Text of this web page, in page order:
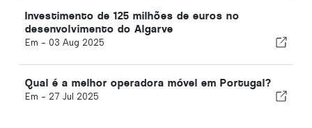
Investimento de 125 milhões de euros no
desenvolvimento do Algarve
Em - 03 Aug 2025
Qual é a melhor operadora móvel em Portugal?
Em - 27 Jul 2025